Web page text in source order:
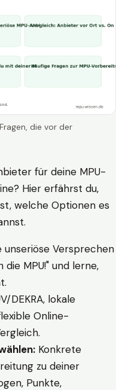
die vor der
für deine MPU-
Hier erfährst du,
welche Optionen es
unseriöse Versprechen
MPU!" und lerne,
DEKRA, lokale
Online-
Konkrete
zu deiner
Punkte,